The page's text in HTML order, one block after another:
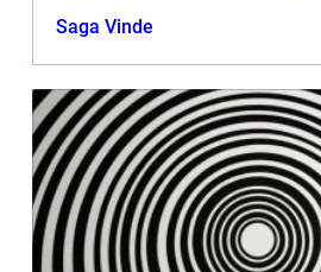
Saga Vinde